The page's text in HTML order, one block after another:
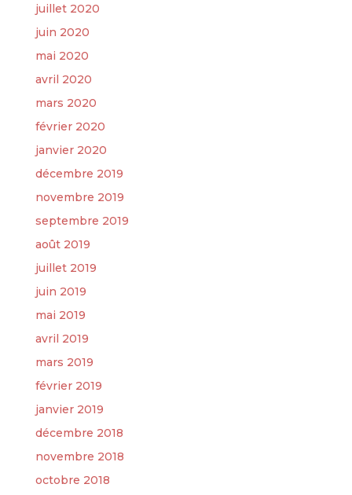
juillet 2020
juin 2020
mai 2020
avril 2020
mars 2020
février 2020
janvier 2020
décembre 2019
novembre 2019
septembre 2019
août 2019
juillet 2019
juin 2019
mai 2019
avril 2019
mars 2019
février 2019
janvier 2019
décembre 2018
novembre 2018
octobre 2018